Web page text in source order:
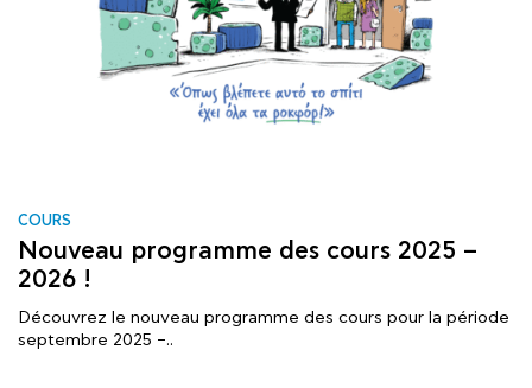
COURS
Nouveau programme des cours 2025 –
2026 !
Découvrez le nouveau programme des cours pour la période
septembre 2025 –..